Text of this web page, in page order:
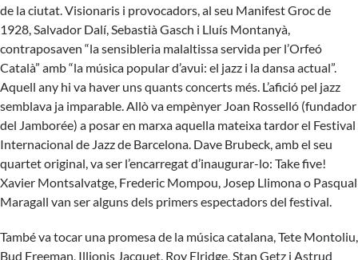
de la ciutat. Visionaris i provocadors, al seu Manifest Groc de
1928, Salvador Dalí, Sebastià Gasch i Lluís Montanyà,
contraposaven “la sensibleria malaltissa servida per l’Orfeó
Català” amb “la música popular d’avui: el jazz i la dansa actual”.
Aquell any hi va haver uns quants concerts més. L’afició pel jazz
semblava ja imparable. Allò va empènyer Joan Rosselló (fundador
del Jamborée) a posar en marxa aquella mateixa tardor el Festival
Internacional de Jazz de Barcelona. Dave Brubeck, amb el seu
quartet original, va ser l’encarregat d’inaugurar-lo: Take five!
Xavier Montsalvatge, Frederic Mompou, Josep Llimona o Pasqual
Maragall van ser alguns dels primers espectadors del festival.
També va tocar una promesa de la música catalana, Tete Montoliu,
Bud Freeman, Illionis Jacquet, Roy Elridge, Stan Getz i Astrud